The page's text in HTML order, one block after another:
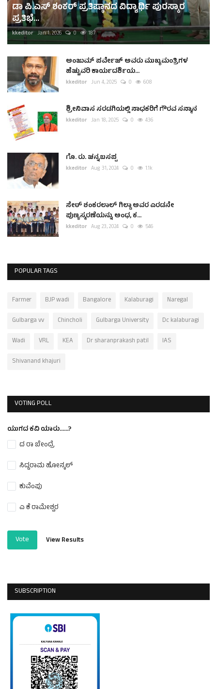
ಡಾ ಪಿ.ಎಸ್ ಶಂಕರ್ ಪ್ರತಿಷ್ಠಾನದ ವಿದ್ಯಾರ್ಥಿ ಪುರಸ್ಕಾರ
ಪ್ರತಿಭೆ...
kkeditor Jan 1, 2026 0 187
ಅಂಜುಮ್ ಪರ್ವೇಜ್ ಅವರು ಮುಖ್ಯಮಂತ್ರಿಗಳ
ಹೆಚ್ಚುವರಿ ಕಾರ್ಯದರ್ಶಿಯ...
kkeditor Jun 4, 2025 0 608
ಶ್ರೀನಿವಾಸ ಸರಡಗಿಯಲ್ಲಿ ಸಾಧಕರಿಗೆ ಗೌರವ ಸನ್ಮಾನ
kkeditor Jan 18, 2025 0 436
ಗೊ. ರು. ಚನ್ನಬಸಪ್ಪ
kkeditor Aug 31, 2024 0 1.1k
ಸೇಠ್ ಶಂಕರಲಾಲ್ ಗಿಲ್ಡಾ ಅವರ ಎರಡನೇ
ಪುಣ್ಯಸ್ಮರಣೆಯನ್ನು ಅಂಧ, ಕ...
kkeditor Aug 23, 2024 0 546
POPULAR TAGS
Farmer BJP wadi Bangalore Kalaburagi
Naregal
Gulbarga vv
Chincholi Gulbarga University
Dc kalaburagi
Wadi
VRL KEA Dr sharanprakash patil
IAS
Shivanand khajuri
VOTING POLL
ಯುಗದ ಕವಿ ಯಾರು......?
ದ ರಾ ಬೇಂದ್ರೆ
ಸಿದ್ದರಾಮ ಹೋನ್ಕಲ್
ಕುವೆಂಪು
ಎ ಕೆ ರಾಮೇಶ್ವರ
Vote View Results
SUBSCRIPTION